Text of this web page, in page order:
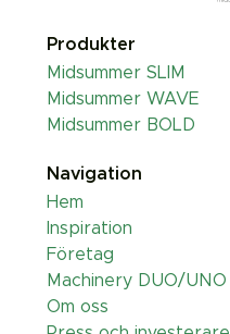
Produkter
Midsummer SLIM
Midsummer WAVE
Midsummer BOLD
Navigation
Hem
Inspiration
Företag
Machinery DUO/UNO
Om oss